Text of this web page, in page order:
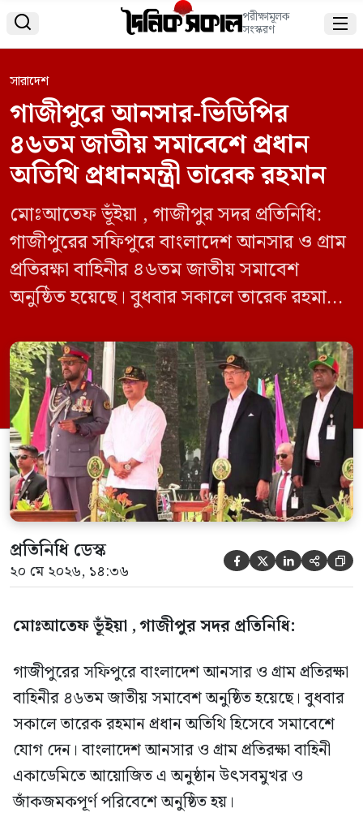
 পরীক্ষামূলক
সংস্করণ 
সারাদেশ
গাজীপুরে আনসার-ভিডিপির
৪৬তম জাতীয় সমাবেশে প্রধান
অতিথি প্রধানমন্ত্রী তারেক রহমান
মোঃআতেফ ভূঁইয়া , গাজীপুর সদর প্রতিনিধি:
গাজীপুরের সফিপুরে বাংলাদেশ আনসার ও গ্রাম
প্রতিরক্ষা বাহিনীর ৪৬তম জাতীয় সমাবেশ
অনুষ্ঠিত হয়েছে। বুধবার সকালে তারেক রহমান
বাংলাদেশ আনসার ও গ্রাম প্রতিরক্ষা বাহিনী
একাডেমিতে আয়োজিত এ অনুষ্ঠান উৎসবমুখর
ও জাঁকজমকপূর্ণ পরিবেশে অনুষ্ঠিত হয়। দেশের
আইনশৃঙ্খলা রক্ষা, জননিরাপত্তা নিশ্চিতকরণ এবং
তৃণমূল পর্যায়ের আর্থ-সামাজিক উন্নয়নে […]
প্রতিনিধি ডেস্ক
২০ মে ২০২৬, ১৪:৩৬     
মোঃআতেফ ভূঁইয়া , গাজীপুর সদর প্রতিনিধি:
গাজীপুরের সফিপুরে বাংলাদেশ আনসার ও গ্রাম প্রতিরক্ষা
বাহিনীর ৪৬তম জাতীয় সমাবেশ অনুষ্ঠিত হয়েছে। বুধবার
সকালে তারেক রহমান প্রধান অতিথি হিসেবে সমাবেশে
যোগ দেন। বাংলাদেশ আনসার ও গ্রাম প্রতিরক্ষা বাহিনী
একাডেমিতে আয়োজিত এ অনুষ্ঠান উৎসবমুখর ও
জাঁকজমকপূর্ণ পরিবেশে অনুষ্ঠিত হয়।